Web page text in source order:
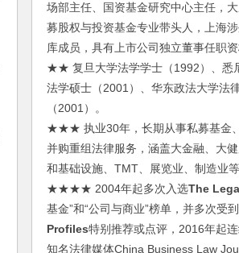
场部主任、国资基金研究中心主任，
募股权与投资基金专业带头人，上海
库成员，具有上市公司独立董事任职资
★★ 复旦大学法学学士（1992）、悉
法学硕士（2001）、华东政法大学法
（2001）。
★★★ 执业30年，长期从事私募基金、
并购重组法律服务，涵盖大金融、大
和基础设施、TMT、展览业、制造业等
★★★★ 2004年起多次入选The
基金”和“公司与商业”榜单，并多次受到
Profiles特别推荐或点评，2016年起
知名法律媒体China Business Law